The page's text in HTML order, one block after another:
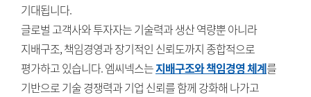
기대됩니다.
글로벌 고객사와 투자자는 기술력과 생산 역량뿐 아니라
지배구조, 책임경영과 장기적인 신뢰도까지 종합적으로
평가하고 있습니다. 엠씨넥스는지배구조와 책임경영 체계를
기반으로 기술 경쟁력과 기업 신뢰를 함께 강화해 나가고